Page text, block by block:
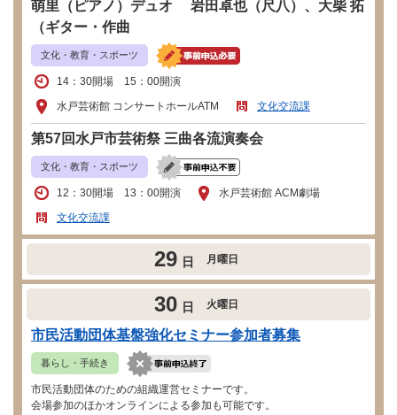
萌里（ピアノ）デュオ 岩田卓也（尺八）、大柴 拓
（ギター・作曲
文化・教育・スポーツ
14：30開場 15：00開演
水戸芸術館 コンサートホールATM
文化交流課
第57回水戸市芸術祭 三曲各流演奏会
文化・教育・スポーツ
12：30開場 13：00開演
水戸芸術館 ACM劇場
文化交流課
29 日 月曜日
30 日 火曜日
市民活動団体基盤強化セミナー参加者募集
暮らし・手続き
市民活動団体のための組織運営セミナーです。
会場参加のほかオンラインによる参加も可能です。